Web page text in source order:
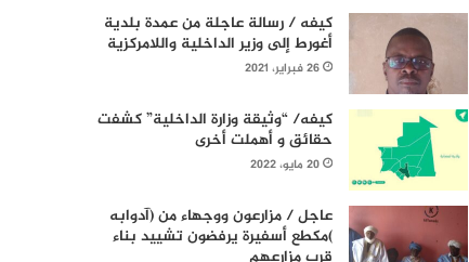
كيفه / رسالة عاجلة من عمدة بلدية
أغورط إلى وزير الداخلية واللامركزية
26 فبراير، 2021
كيفه/ “وثيقة وزارة الداخلية” كشفت
حقائق و أهملت أخرى
20 مايو، 2022
عاجل / مزارعون ووجهاء من (آدوابه
)مكطع أسفيرة يرفضون تشييد بناء